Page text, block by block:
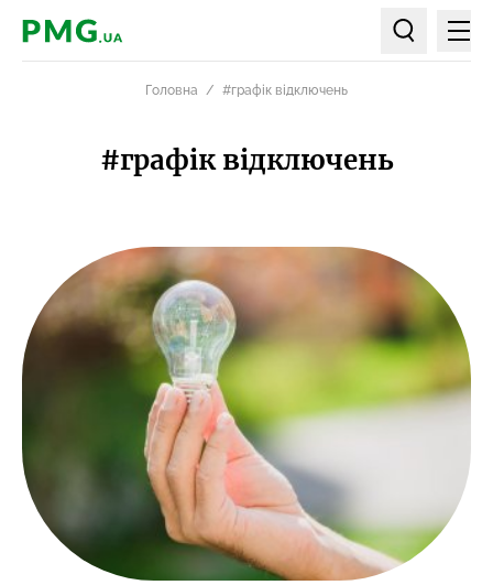
PMG.ua
Пошук по
Головна #графік відключень
#графік відключень